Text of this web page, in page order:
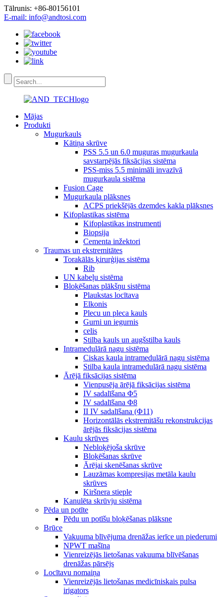
Tālrunis: +86-80156101
E-mail: info@andtosi.com
Mājas
Produkti
Mugurkauls
Kātiņa skrūve
PSS 5.5 un 6.0 muguras mugurkaula
savstarpējās fiksācijas sistēma
PSS-miss 5.5 minimāli invazīvā
mugurkaula sistēma
Fusion Cage
Mugurkaula plāksnes
ACPS priekšējās dzemdes kakla plāksnes
Kifoplastikas sistēma
Kifoplastikas instrumenti
Biopsija
Cementa inžektori
Traumas un ekstremitātes
Torakālās ķirurģijas sistēma
Rib
UN kabeļu sistēma
Bloķēšanas plākšņu sistēma
Plaukstas locītava
Elkonis
Plecu un pleca kauls
Gurni un iegurnis
celis
Stilba kauls un augšstilba kauls
Intramedulārā nagu sistēma
Ciskas kaula intramedulārā nagu sistēma
Stilba kaula intramedulārā nagu sistēma
Ārējā fiksācijas sistēma
Vienpusēja ārējā fiksācijas sistēma
IV sadalīšana Φ5
IV sadalīšana Φ8
II IV sadalīšana (Φ11)
Horizontālās ekstremitāšu rekonstrukcijas
ārējās fiksācijas sistēma
Kaulu skrūves
Nebloķējoša skrūve
Bloķēšanas skrūve
Ārējai skenēšanas skrūve
Lauzāmas kompresijas metāla kaulu
skrūves
Kiršnera stieple
Kanulēta skrūvju sistēma
Pēda un potīte
Pēdu un potīšu bloķēšanas plāksne
Brūce
Vakuuma blīvējuma drenāžas ierīce un piederumi
NPWT mašīna
Vienreizējās lietošanas vakuuma blīvēšanas
drenāžas pārsējs
Locītavu nomaiņa
Vienreizējās lietošanas medicīniskais pulsa
irigators